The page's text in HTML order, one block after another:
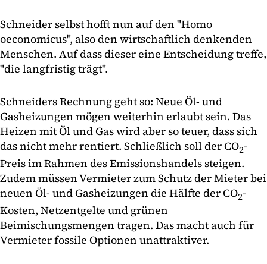
Schneider selbst hofft nun auf den "Homo
oeconomicus", also den wirtschaftlich denkenden
Menschen. Auf dass dieser eine Entscheidung treffe,
"die langfristig trägt".
Schneiders Rechnung geht so: Neue Öl- und
Gasheizungen mögen weiterhin erlaubt sein. Das
Heizen mit Öl und Gas wird aber so teuer, dass sich
das nicht mehr rentiert. Schließlich soll der CO2-
Preis im Rahmen des Emissionshandels steigen.
Zudem müssen Vermieter zum Schutz der Mieter bei
neuen Öl- und Gasheizungen die Hälfte der CO2-
Kosten, Netzentgelte und grünen
Beimischungsmengen tragen. Das macht auch für
Vermieter fossile Optionen unattraktiver.